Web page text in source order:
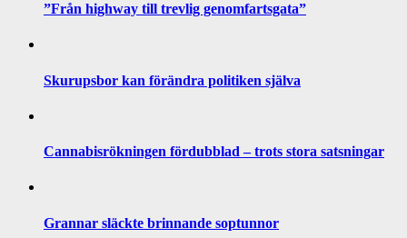
”Från highway till trevlig genomfartsgata”
Skurupsbor kan förändra politiken själva
Cannabisrökningen fördubblad – trots stora satsningar
Grannar släckte brinnande soptunnor